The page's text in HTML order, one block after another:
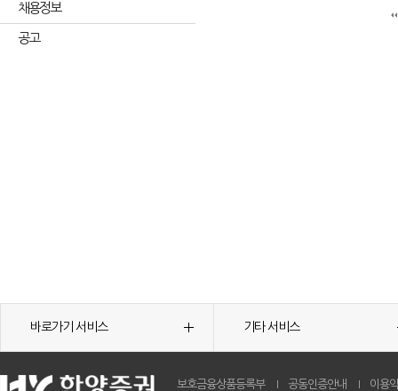
채용정보
공고
바로가기 서비스 기타 서비스
보호금융상품등록부 공동인증안내 이용